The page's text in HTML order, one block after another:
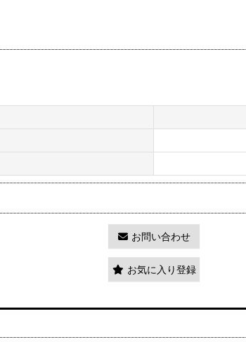
お問い合わせ
お気に入り登録